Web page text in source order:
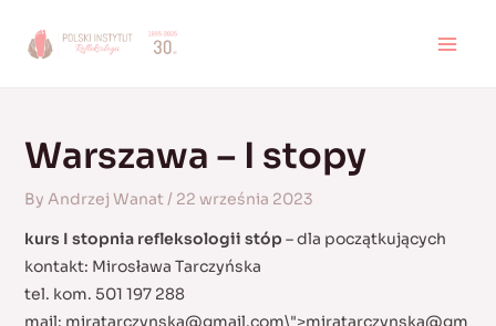
Warszawa – I stopy
By Andrzej Wanat/ 22 września 2023
kurs I stopnia refleksologii stóp– dla początkujących
kontakt: Mirosława Tarczyńska
tel. kom. 501 197 288
mail: miratarczynska@gmail.com\">miratarczynska@gm